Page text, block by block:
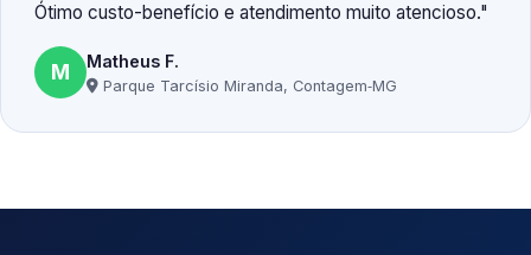
Ótimo custo-benefício e atendimento muito atencioso.
M Matheus F.
Parque Tarcísio Miranda, Contagem‑MG